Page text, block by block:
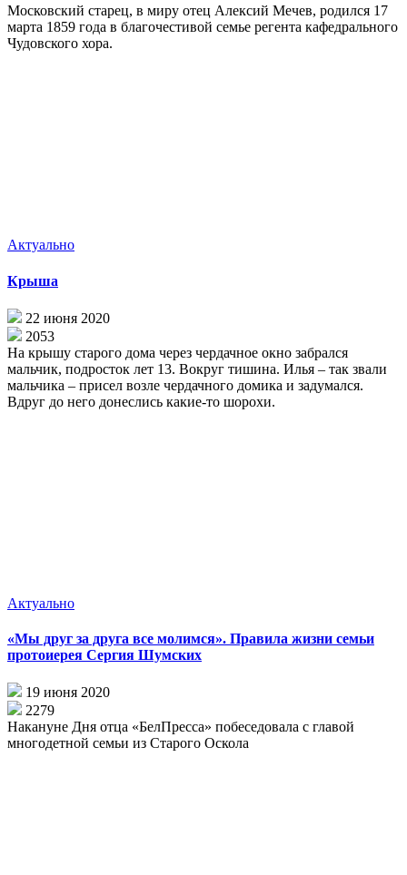
Московский старец, в миру отец Алексий Мечев, родился 17
марта 1859 года в благочестивой семье регента кафедрального
Чудовского хора.
Актуально
Крыша
22 июня 2020
2053
На крышу старого дома через чердачное окно забрался
мальчик, подросток лет 13. Вокруг тишина. Илья – так звали
мальчика – присел возле чердачного домика и задумался.
Вдруг до него донеслись какие-то шорохи.
Актуально
«Мы друг за друга все молимся». Правила жизни семьи
протоиерея Сергия Шумских
19 июня 2020
2279
Накануне Дня отца «БелПресса» побеседовала с главой
многодетной семьи из Старого Оскола